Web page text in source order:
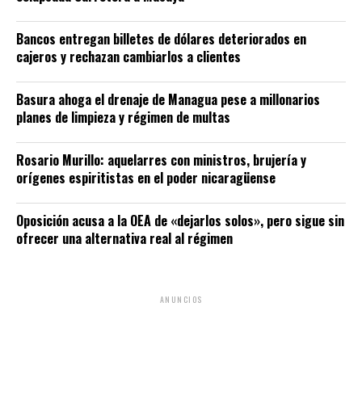
Bancos entregan billetes de dólares deteriorados en
cajeros y rechazan cambiarlos a clientes
Basura ahoga el drenaje de Managua pese a millonarios
planes de limpieza y régimen de multas
Rosario Murillo: aquelarres con ministros, brujería y
orígenes espiritistas en el poder nicaragüense
Oposición acusa a la OEA de «dejarlos solos», pero sigue sin
ofrecer una alternativa real al régimen
ANUNCIOS